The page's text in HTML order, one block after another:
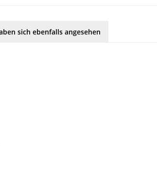
sich ebenfalls angesehen